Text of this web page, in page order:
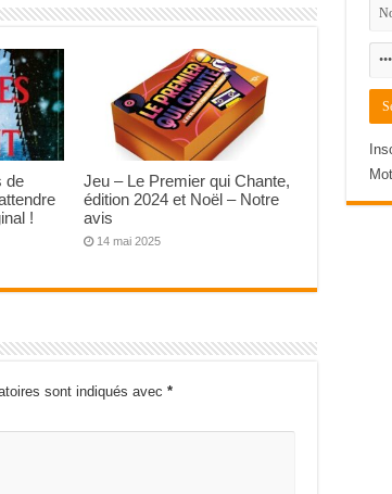
de
!
Jeu – Le Premier qui Chante,
édition 2024 et Noël – Notre
avis
14 mai 2025
sont indiqués avec *